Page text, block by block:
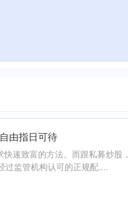
由指日可待
速致富的方法。而跟私募炒股，
过监管机构认可的正规配....